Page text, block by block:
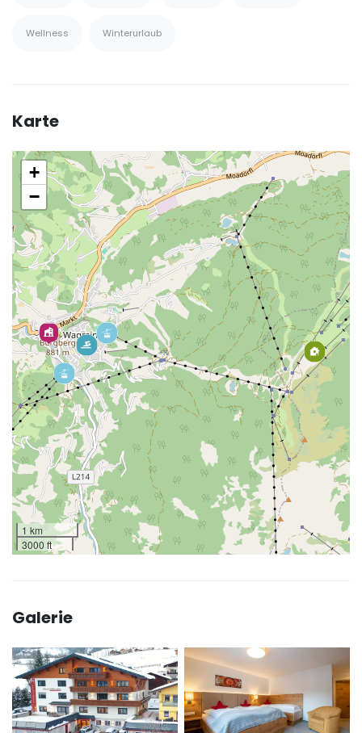
Wellness Winterurlaub
Karte
+
−
1 km
3000 ft
Galerie